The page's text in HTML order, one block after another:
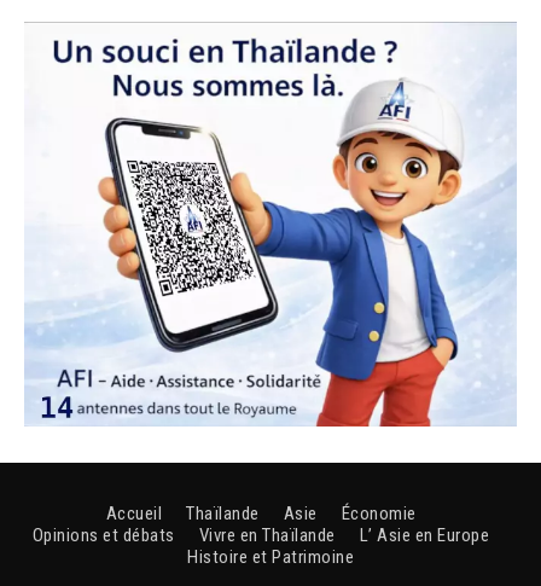
Accueil Thaïlande Asie
Économie
Opinions et débats
Vivre en Thaïlande
L’ Asie en Europe
Histoire et Patrimoine